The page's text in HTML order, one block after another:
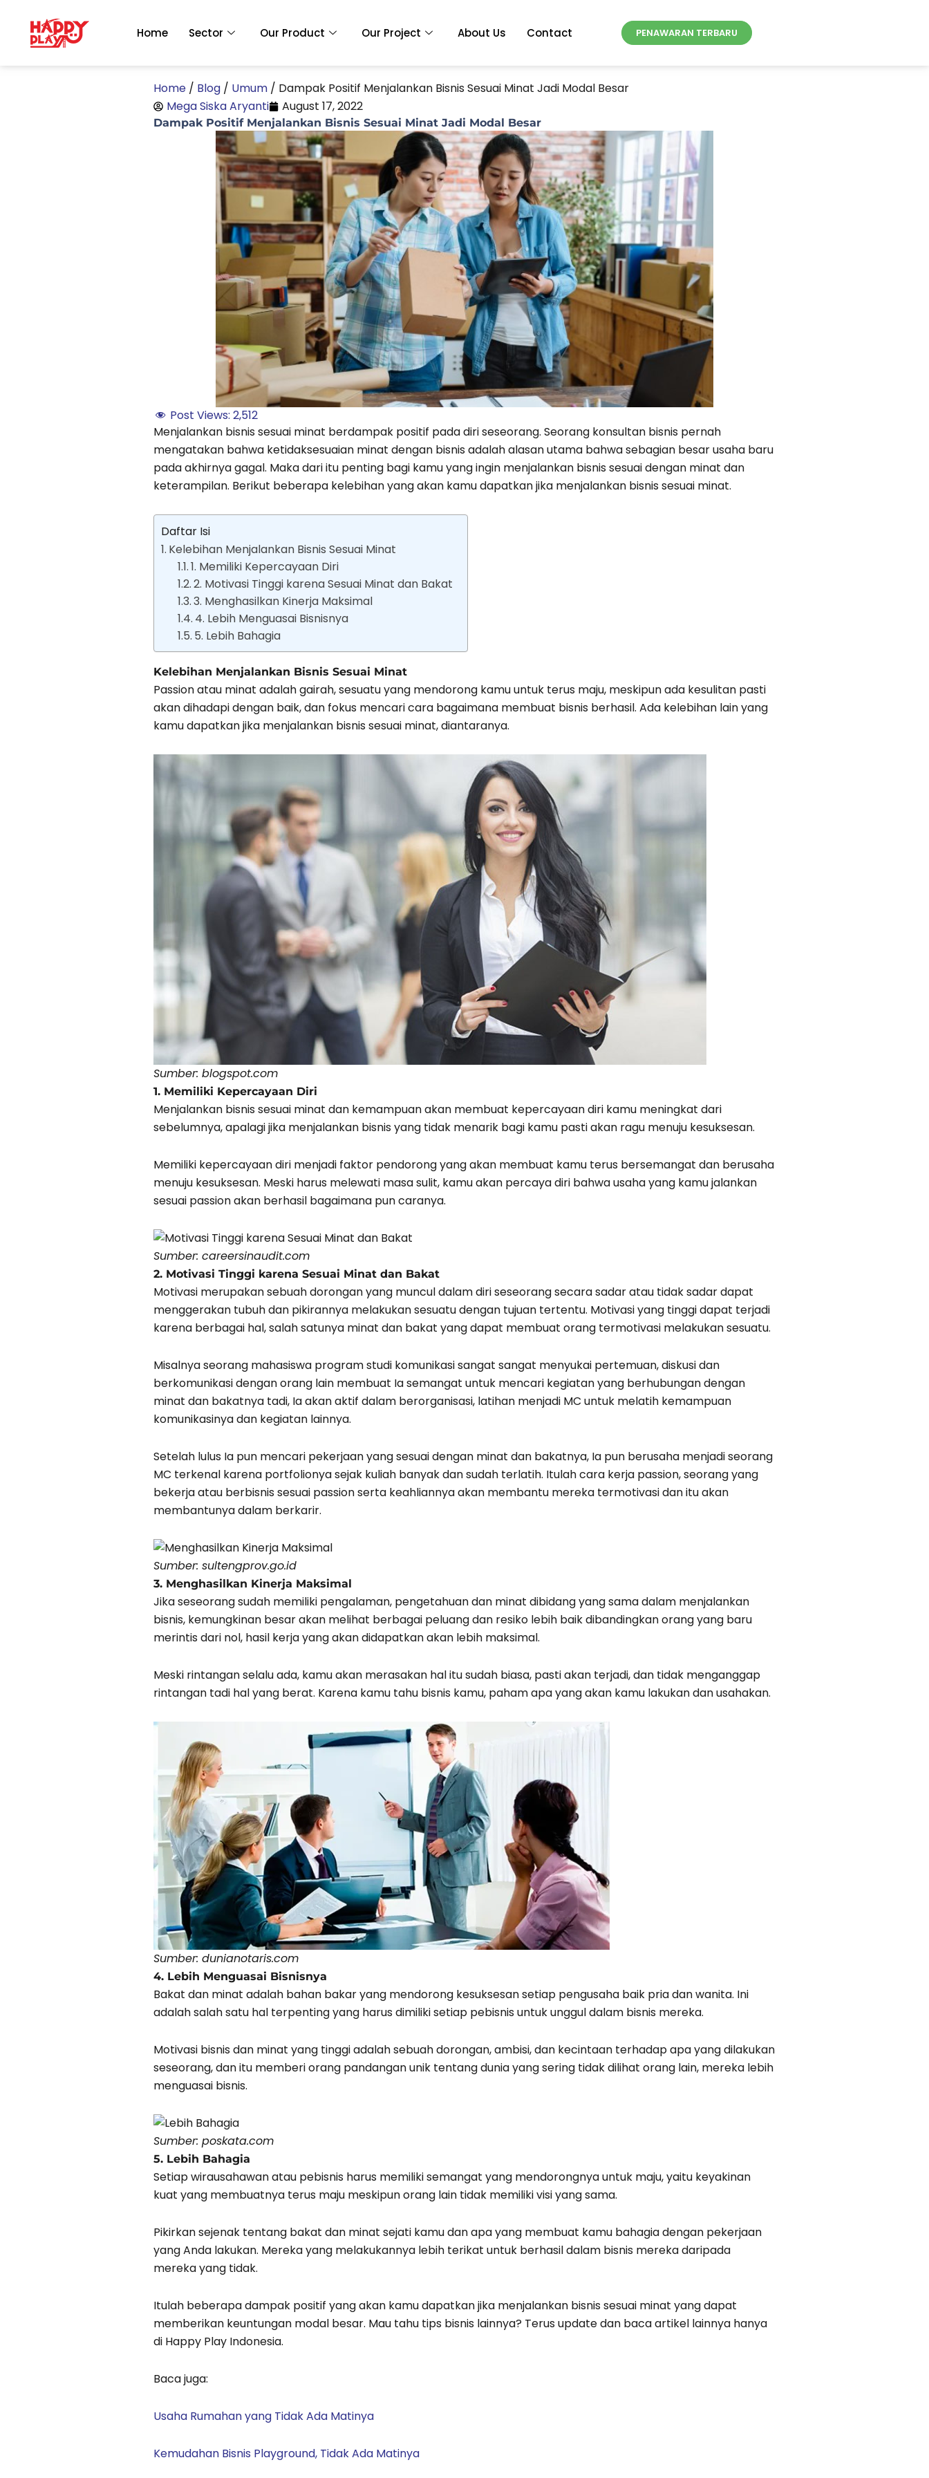
content
Home Sector Our Product Our Project About Us Contact PENAWARAN TERBARU
Home / Blog / Umum / Dampak Positif Menjalankan Bisnis Sesuai Minat Jadi Modal Besar
Mega Siska Aryanti
August 17, 2022
Dampak Positif Menjalankan Bisnis Sesuai Minat Jadi Modal Besar
Post Views: 2,512
Menjalankan bisnis sesuai minat berdampak positif pada diri seseorang. Seorang konsultan bisnis pernah
mengatakan bahwa ketidaksesuaian minat dengan bisnis adalah alasan utama bahwa sebagian besar usaha baru
pada akhirnya gagal. Maka dari itu penting bagi kamu yang ingin menjalankan bisnis sesuai dengan minat dan
keterampilan. Berikut beberapa kelebihan yang akan kamu dapatkan jika menjalankan bisnis sesuai minat.
Daftar Isi
Kelebihan Menjalankan Bisnis Sesuai Minat
1. Memiliki Kepercayaan Diri
2. Motivasi Tinggi karena Sesuai Minat dan Bakat
3. Menghasilkan Kinerja Maksimal
4. Lebih Menguasai Bisnisnya
5. Lebih Bahagia
Kelebihan Menjalankan Bisnis Sesuai Minat
Passion atau minat adalah gairah, sesuatu yang mendorong kamu untuk terus maju, meskipun ada kesulitan pasti
akan dihadapi dengan baik, dan fokus mencari cara bagaimana membuat bisnis berhasil. Ada kelebihan lain yang
kamu dapatkan jika menjalankan bisnis sesuai minat, diantaranya.
Sumber: blogspot.com
1. Memiliki Kepercayaan Diri
Menjalankan bisnis sesuai minat dan kemampuan akan membuat kepercayaan diri kamu meningkat dari
sebelumnya, apalagi jika menjalankan bisnis yang tidak menarik bagi kamu pasti akan ragu menuju kesuksesan.
Memiliki kepercayaan diri menjadi faktor pendorong yang akan membuat kamu terus bersemangat dan berusaha
menuju kesuksesan. Meski harus melewati masa sulit, kamu akan percaya diri bahwa usaha yang kamu jalankan
sesuai passion akan berhasil bagaimana pun caranya.
Sumber: careersinaudit.com
2. Motivasi Tinggi karena Sesuai Minat dan Bakat
Motivasi merupakan sebuah dorongan yang muncul dalam diri seseorang secara sadar atau tidak sadar dapat
menggerakan tubuh dan pikirannya melakukan sesuatu dengan tujuan tertentu. Motivasi yang tinggi dapat terjadi
karena berbagai hal, salah satunya minat dan bakat yang dapat membuat orang termotivasi melakukan sesuatu.
Misalnya seorang mahasiswa program studi komunikasi sangat sangat menyukai pertemuan, diskusi dan
berkomunikasi dengan orang lain membuat Ia semangat untuk mencari kegiatan yang berhubungan dengan
minat dan bakatnya tadi, Ia akan aktif dalam berorganisasi, latihan menjadi MC untuk melatih kemampuan
komunikasinya dan kegiatan lainnya.
Setelah lulus Ia pun mencari pekerjaan yang sesuai dengan minat dan bakatnya, Ia pun berusaha menjadi seorang
MC terkenal karena portfolionya sejak kuliah banyak dan sudah terlatih. Itulah cara kerja passion, seorang yang
bekerja atau berbisnis sesuai passion serta keahliannya akan membantu mereka termotivasi dan itu akan
membantunya dalam berkarir.
Sumber: sultengprov.go.id
3. Menghasilkan Kinerja Maksimal
Jika seseorang sudah memiliki pengalaman, pengetahuan dan minat dibidang yang sama dalam menjalankan
bisnis, kemungkinan besar akan melihat berbagai peluang dan resiko lebih baik dibandingkan orang yang baru
merintis dari nol, hasil kerja yang akan didapatkan akan lebih maksimal.
Meski rintangan selalu ada, kamu akan merasakan hal itu sudah biasa, pasti akan terjadi, dan tidak menganggap
rintangan tadi hal yang berat. Karena kamu tahu bisnis kamu, paham apa yang akan kamu lakukan dan usahakan.
Sumber: dunianotaris.com
4. Lebih Menguasai Bisnisnya
Bakat dan minat adalah bahan bakar yang mendorong kesuksesan setiap pengusaha baik pria dan wanita. Ini
adalah salah satu hal terpenting yang harus dimiliki setiap pebisnis untuk unggul dalam bisnis mereka.
Motivasi bisnis dan minat yang tinggi adalah sebuah dorongan, ambisi, dan kecintaan terhadap apa yang dilakukan
seseorang, dan itu memberi orang pandangan unik tentang dunia yang sering tidak dilihat orang lain, mereka lebih
menguasai bisnis.
Sumber: poskata.com
5. Lebih Bahagia
Setiap wirausahawan atau pebisnis harus memiliki semangat yang mendorongnya untuk maju, yaitu keyakinan
kuat yang membuatnya terus maju meskipun orang lain tidak memiliki visi yang sama.
Pikirkan sejenak tentang bakat dan minat sejati kamu dan apa yang membuat kamu bahagia dengan pekerjaan
yang Anda lakukan. Mereka yang melakukannya lebih terikat untuk berhasil dalam bisnis mereka daripada
mereka yang tidak.
Itulah beberapa dampak positif yang akan kamu dapatkan jika menjalankan bisnis sesuai minat yang dapat
memberikan keuntungan modal besar. Mau tahu tips bisnis lainnya? Terus update dan baca artikel lainnya hanya
di Happy Play Indonesia.
Baca juga:
Usaha Rumahan yang Tidak Ada Matinya
Kemudahan Bisnis Playground, Tidak Ada Matinya